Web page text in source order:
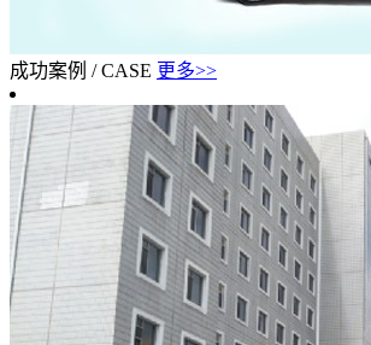
成功案例 / CASE 更多>>